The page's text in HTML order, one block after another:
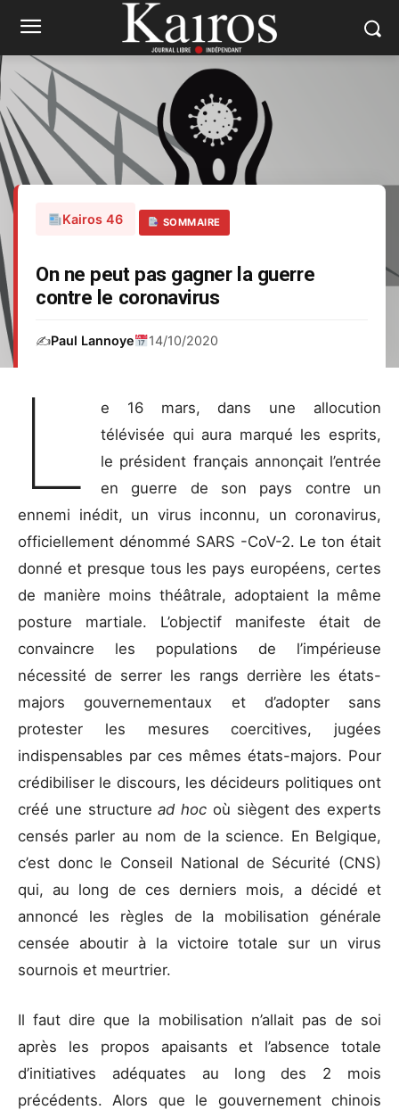
Kairos 46 SOMMAIRE
On ne peut pas gagner la guerre
contre le coronavirus
✍️Paul Lannoye 14/10/2020
L
e 16 mars, dans une allocution
télévisée qui aura marqué les esprits,
le président français annonçait l’entrée
en guerre de son pays contre un
ennemi inédit, un virus inconnu, un coronavirus,
officiellement dénommé SARS -CoV-2. Le ton était
donné et presque tous les pays européens, certes
de manière moins théâtrale, adoptaient la même
posture martiale. L’objectif manifeste était de
convaincre les populations de l’impérieuse
nécessité de serrer les rangs derrière les états-
majors gouvernementaux et d’adopter sans
protester les mesures coercitives, jugées
indispensables par ces mêmes états-majors. Pour
crédibiliser le discours, les décideurs politiques ont
créé une structuread hoc où siègent des experts
censés parler au nom de la science. En Belgique,
c’est donc le Conseil National de Sécurité (CNS)
qui, au long de ces derniers mois, a décidé et
annoncé les règles de la mobilisation générale
censée aboutir à la victoire totale sur un virus
sournois et meurtrier.
Il faut dire que la mobilisation n’allait pas de soi
après les propos apaisants et l’absence totale
d’initiatives adéquates au long des 2 mois
précédents. Alors que le gouvernement chinois